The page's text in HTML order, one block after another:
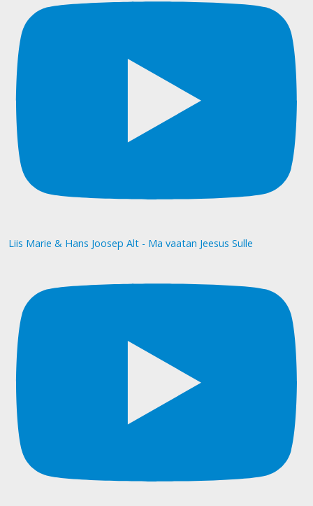
Liis Marie & Hans Joosep Alt - Ma vaatan Jeesus Sulle